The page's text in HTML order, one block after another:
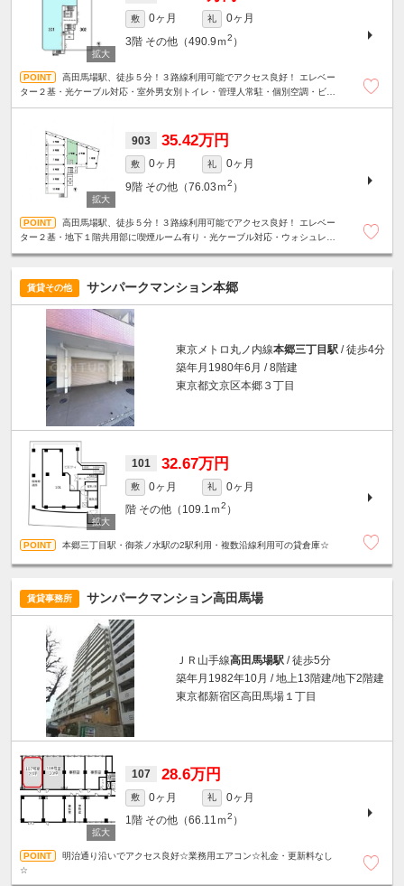
敷 0ヶ月 礼
0ヶ月
3階 その他（490.9ｍ2 ）
高田馬場駅、徒歩５分！３路線利用可能でアクセス良好！ エレベー
ター２基・光ケーブル対応・室外男女別トイレ・管理人常駐・個別空調・ビル
903 35.42万円
敷 0ヶ月 礼
0ヶ月
9階 その他（76.03ｍ2 ）
高田馬場駅、徒歩５分！３路線利用可能でアクセス良好！ エレベー
ター２基・地下１階共用部に喫煙ルーム有り・光ケーブル対応・ウォシュレッ
賃貸その他 サンパークマンション本郷
東京メトロ丸ノ内線本郷三丁目駅 / 徒歩4分
築年月1980年6月 / 8階建
東京都文京区本郷３丁目
101 32.67万円
敷 0ヶ月 礼
0ヶ月
階 その他（109.1ｍ2 ）
本郷三丁目駅・御茶ノ水駅の2駅利用・複数沿線利用可の貸倉庫☆
賃貸事務所 サンパークマンション高田馬場
ＪＲ山手線高田馬場駅 / 徒歩5分
築年月1982年10月 / 地上13階建/地下2階建
東京都新宿区高田馬場１丁目
107 28.6万円
敷 0ヶ月 礼
0ヶ月
1階 その他（66.11ｍ2 ）
明治通り沿いでアクセス良好☆業務用エアコン☆礼金・更新料なし
☆